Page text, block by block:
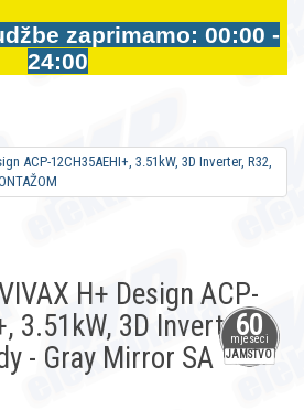
zaprimamo: 00:00 -
24:00
60
mjeseci
JAMSTVO
H+ Design ACP-
3.51kW, 3D Inverter,
- Gray Mirror SA